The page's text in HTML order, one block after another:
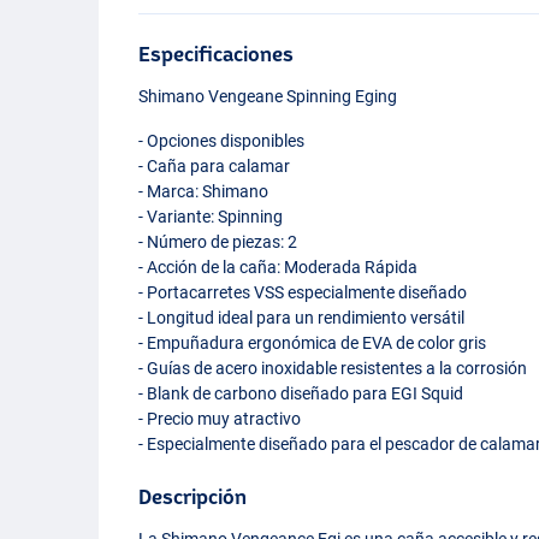
Especificaciones
Shimano Vengeane Spinning Eging
- Opciones disponibles
- Caña para calamar
- Marca: Shimano
- Variante: Spinning
- Número de piezas: 2
- Acción de la caña: Moderada Rápida
- PortacarretesVSSespecialmente diseñado
- Longitud ideal para un rendimiento versátil
- Empuñadura ergonómica de EVAde color gris
- Guías de acero inoxidable resistentes a la corrosión
- Blank de carbono diseñado para EGI Squid
- Precio muy atractivo
- Especialmente diseñado para el pescador de
Descripción